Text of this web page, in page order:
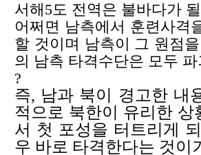
서해5도 전역은 불바다가
어쩌면 남측에서 훈련사격
할 것이며 남측이 그 원점
의 남측 타격수단은 모두
?
즉, 남과 북이 경고한 내
적으로 북한이 유리한
서 첫 포성을 터트리게
우 바로 타격한다는 것이